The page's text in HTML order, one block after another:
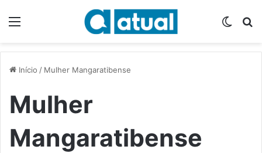
Início / Mulher Mangaratibense
Mulher
Mangaratibense